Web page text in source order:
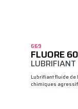
669
FLUORE 60
Lubrifiant fluide
chimiques